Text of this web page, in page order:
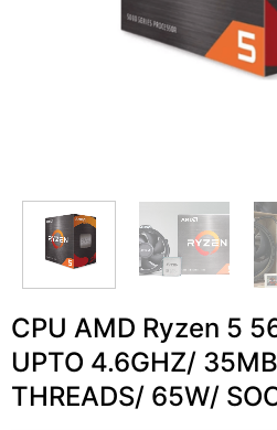
CPU AMD Ryzen 5
UPTO 4.6GHZ/
THREADS/ 65W/